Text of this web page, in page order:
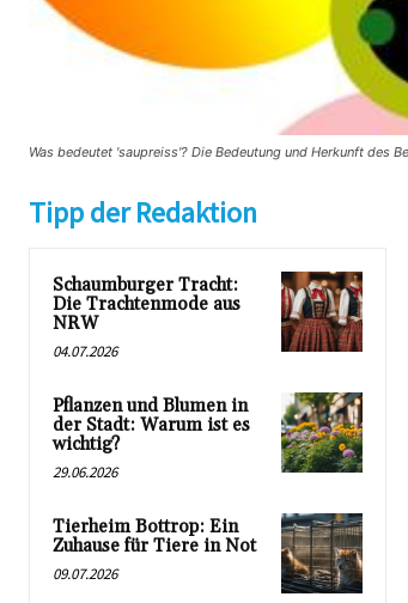
Was bedeutet 'saupreiss'? Die Bedeutung und Herkunft
Tipp der Redaktion
Schaumburger Tracht:
Die Trachtenmode aus
NRW
04.07.2026
Pflanzen und Blumen in
der Stadt: Warum ist es
wichtig?
29.06.2026
Tierheim Bottrop: Ein
Zuhause für Tiere in Not
09.07.2026